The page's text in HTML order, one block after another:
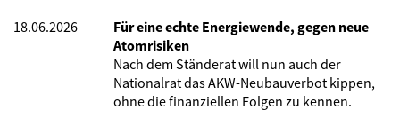
18.06.2026
Für eine echte Energiewende, gegen neue
Atomrisiken
Nach dem Ständerat will nun auch der
Nationalrat das AKW-Neubauverbot kippen,
ohne die finanziellen Folgen zu kennen.